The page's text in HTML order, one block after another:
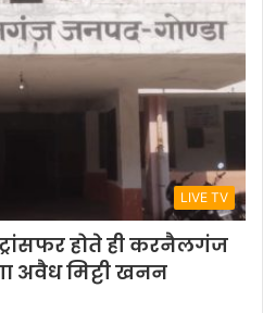
LIVE TV
होते ही करनैलगंज
अवैध मिट्टी खनन